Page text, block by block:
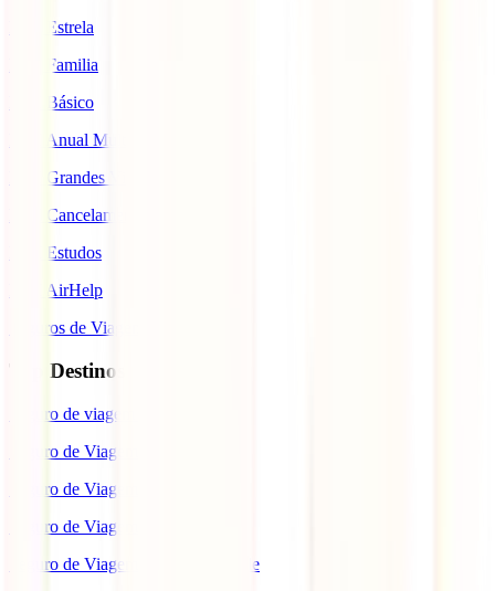
IATI Estrela
IATI Familia
IATI Básico
IATI Anual Multiviagem
IATI Grandes Viajantes
IATI Cancelamento Premium
IATI Estudos
IATI AirHelp
Seguros de Viagem
Top Destinos
Seguro de viagem para o Japão
Seguro de Viagem para os EUA
Seguro de Viagem para o Brasil
Seguro de Viagem para Tailândia
Seguro de Viagem para Cabo Verde